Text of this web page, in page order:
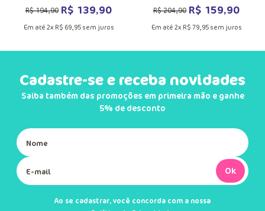
R$194,90 R$ 139,90
Em até 2x R$ 69,95sem juros
R$204,90 R$ 159,90
Em até 2x R$ 79,95sem juros
Cadastre-se e receba novidades
Saiba também das promoções em primeira mão e ganhe
5% de desconto
Ok
Ao se cadastrar, você concorda com a nossa